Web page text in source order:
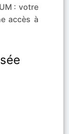
: votre
accès à